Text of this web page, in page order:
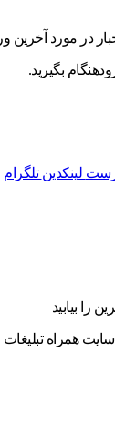
در مورد آخرین
بگیرید.
لینکدین تلگرام
را بیابید
همراه تبلیغات